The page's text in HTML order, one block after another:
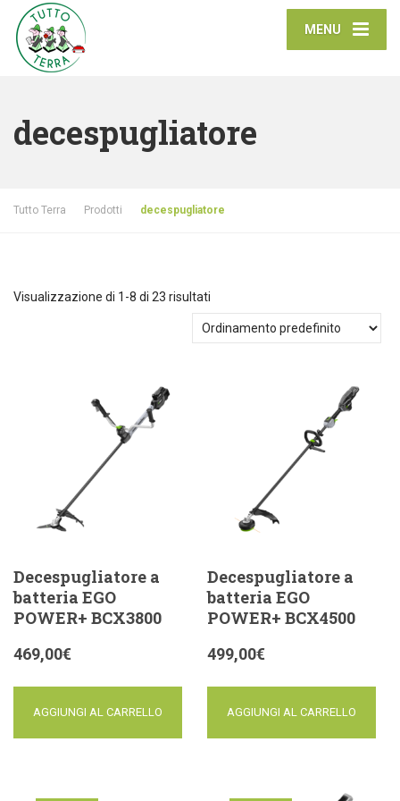
MENU
decespugliatore
Tutto Terra Prodotti decespugliatore
Visualizzazione di 1-8 di 23 risultati
Decespugliatore a
batteria EGO
POWER+ BCX3800
469,00€
AGGIUNGI AL CARRELLO
Decespugliatore a
batteria EGO
POWER+ BCX4500
499,00€
AGGIUNGI AL CARRELLO